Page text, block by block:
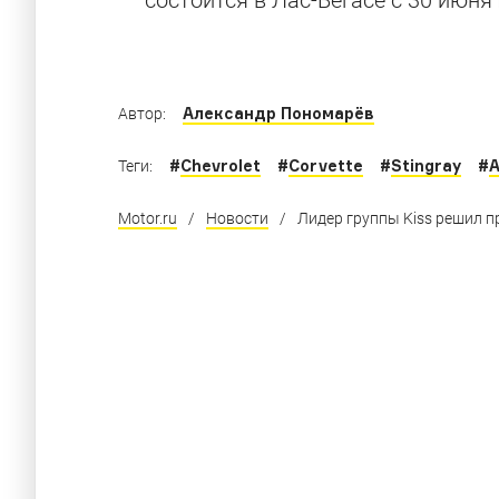
Автор: Александр Пономарёв
Теги: #Chevrolet #Corvette #Stingray #
Motor.ru / Новости / Лидер группы Kiss решил